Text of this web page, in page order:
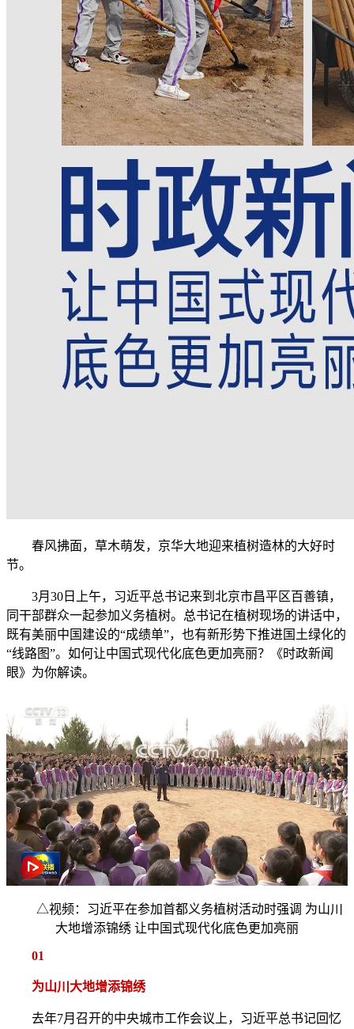
春风拂面，草木萌发，京华大地迎来植树造林的大好时
节。
3月30日上午，习近平总书记来到北京市昌平区百善镇，
同干部群众一起参加义务植树。总书记在植树现场的讲话中，
既有美丽中国建设的“成绩单”，也有新形势下推进国土绿化的
“线路图”。如何让中国式现代化底色更加亮丽？《时政新闻
眼》为你解读。
网络开小差了，请稍后再试
△视频：习近平在参加首都义务植树活动时强调 为山川
大地增添锦绣 让中国式现代化底色更加亮丽
01
为山川大地增添锦绣
去年7月召开的中央城市工作会议上，习近平总书记回忆